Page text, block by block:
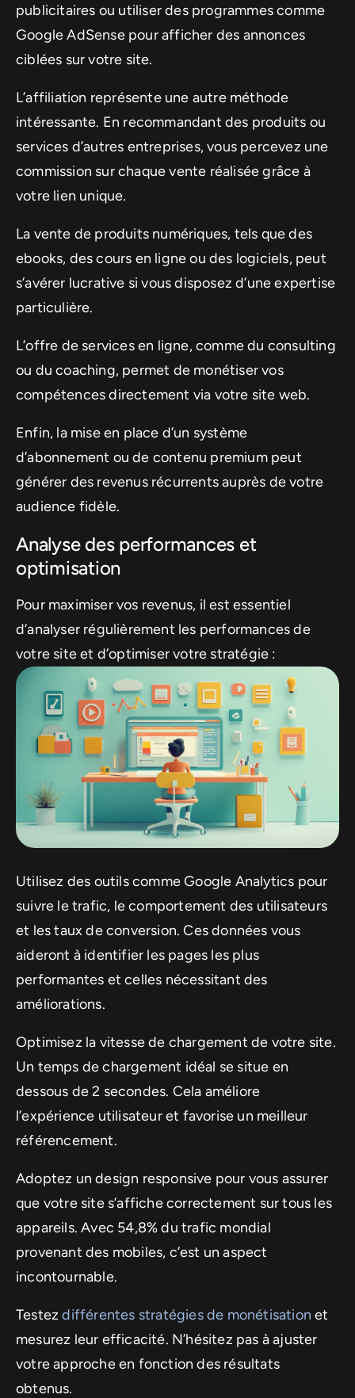
publicitaires ou utiliser des programmes comme
Google AdSense pour afficher des annonces
ciblées sur votre site.
L’affiliation représente une autre méthode
intéressante. En recommandant des produits ou
services d’autres entreprises, vous percevez une
commission sur chaque vente réalisée grâce à
votre lien unique.
La vente de produits numériques, tels que des
ebooks, des cours en ligne ou des logiciels, peut
s’avérer lucrative si vous disposez d’une expertise
particulière.
L’offre de services en ligne, comme du consulting
ou du coaching, permet de monétiser vos
compétences directement via votre site web.
Enfin, la mise en place d’un système
d’abonnement ou de contenu premium peut
générer des revenus récurrents auprès de votre
audience fidèle.
Analyse des performances et
optimisation
Pour maximiser vos revenus, il est essentiel
d’analyser régulièrement les performances de
votre site et d’optimiser votre stratégie :
Utilisez des outils comme Google Analytics pour
suivre le trafic, le comportement des utilisateurs
et les taux de conversion. Ces données vous
aideront à identifier les pages les plus
performantes et celles nécessitant des
améliorations.
Optimisez la vitesse de chargement de votre site.
Un temps de chargement idéal se situe en
dessous de 2 secondes. Cela améliore
l’expérience utilisateur et favorise un meilleur
référencement.
Adoptez un design responsive pour vous assurer
que votre site s’affiche correctement sur tous les
appareils. Avec 54,8% du trafic mondial
provenant des mobiles, c’est un aspect
incontournable.
Testezdifférentes stratégies de monétisation et
mesurez leur efficacité. N’hésitez pas à ajuster
votre approche en fonction des résultats
obtenus.